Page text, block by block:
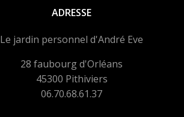
ADRESSE
Le jardin personnel d'André Eve
28 faubourg d'Orléans
45300 Pithiviers
06.70.68.61.37